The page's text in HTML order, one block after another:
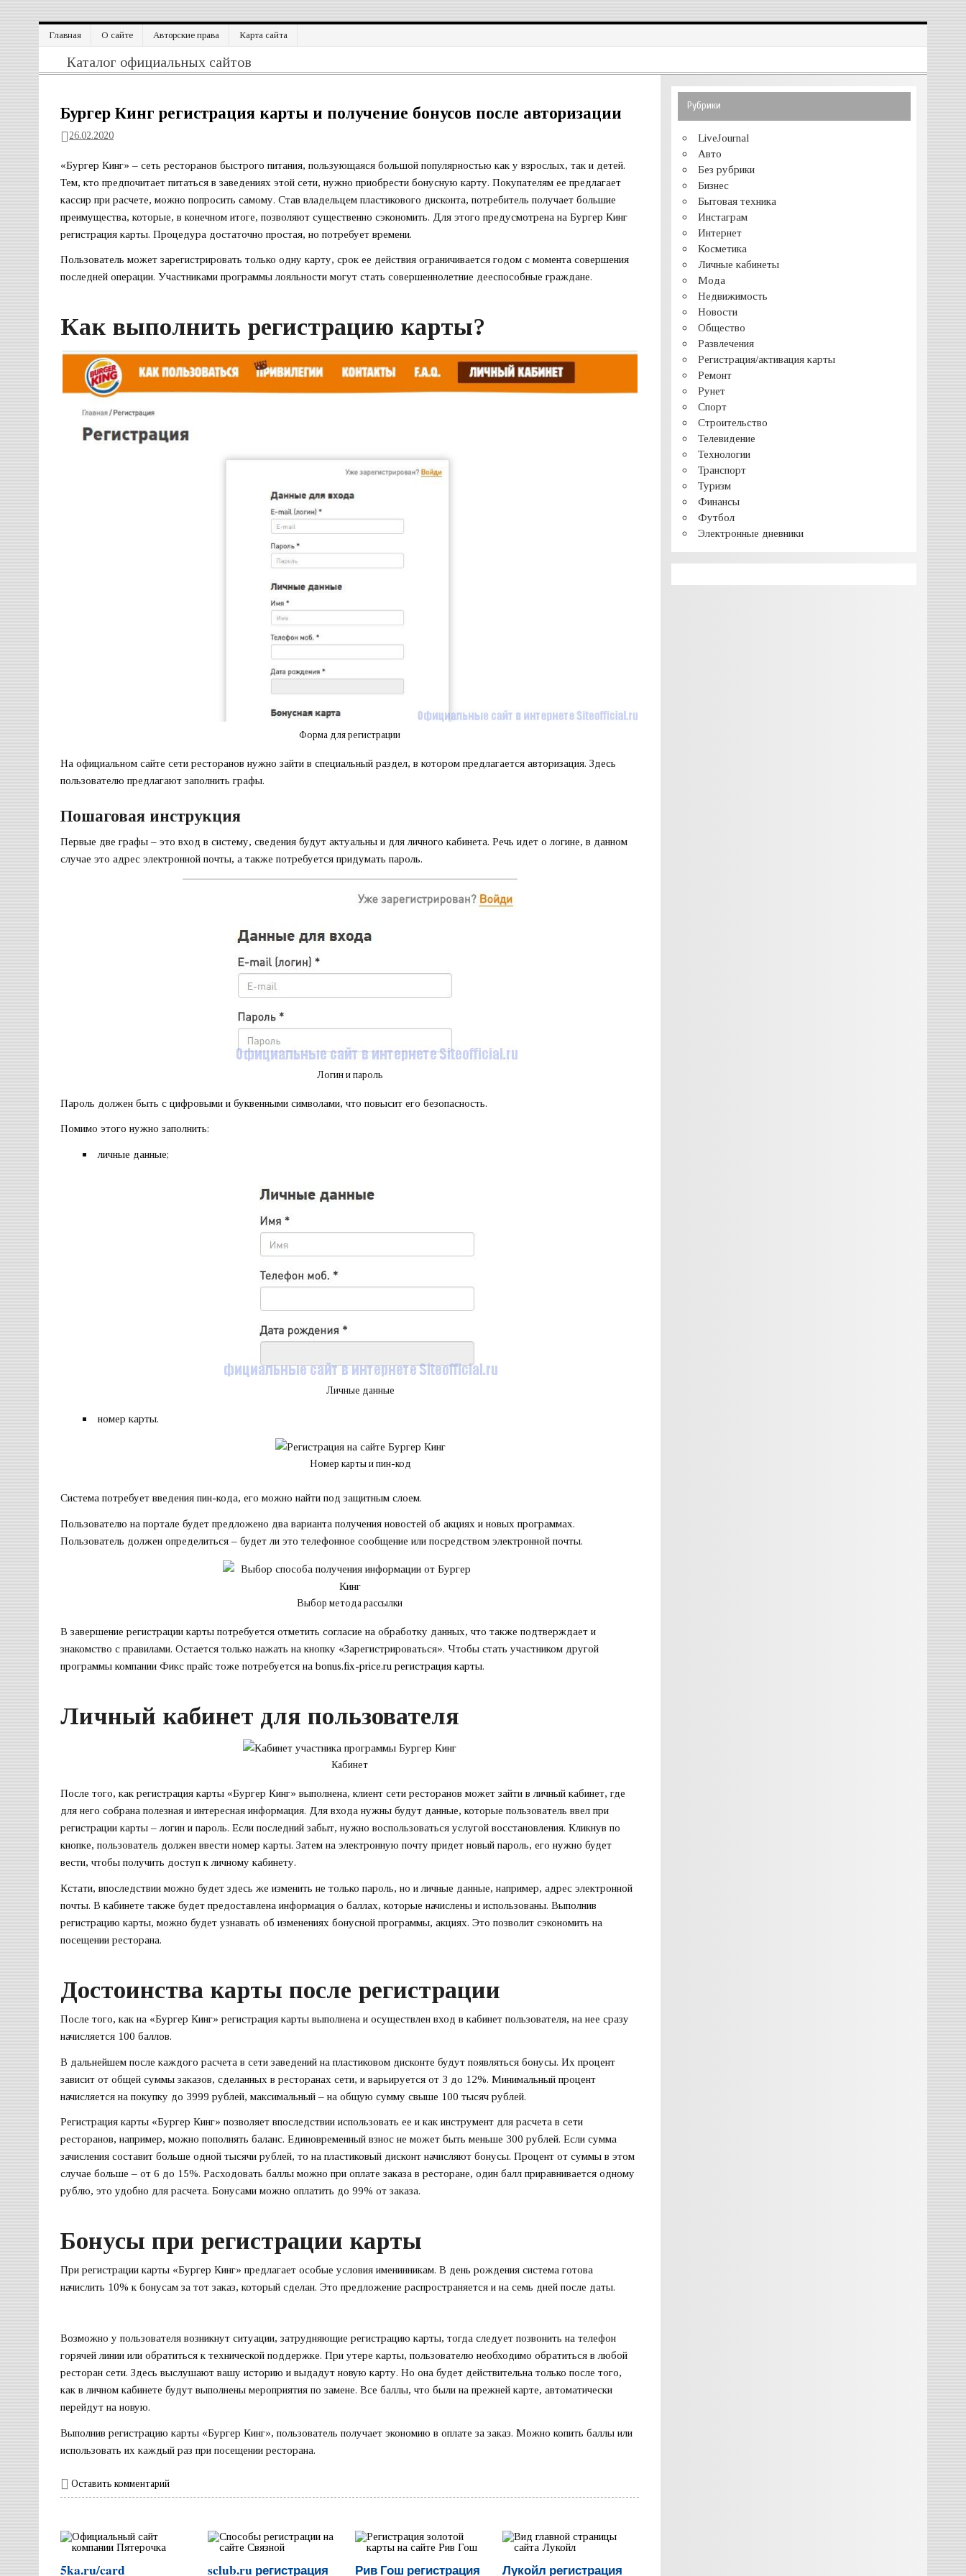
содержимому
Главная О сайте Авторские права Карта сайта
Официальный сайт
Каталог официальных сайтов
Бургер Кинг регистрация карты и получение бонусов после авторизации
26.02.2020
«Бургер Кинг» – сеть ресторанов быстрого питания, пользующаяся большой популярностью как у взрослых, так и детей.
Тем, кто предпочитает питаться в заведениях этой сети, нужно приобрести бонусную карту. Покупателям ее предлагает
кассир при расчете, можно попросить самому. Став владельцем пластикового дисконта, потребитель получает большие
преимущества, которые, в конечном итоге, позволяют существенно сэкономить. Для этого предусмотрена на Бургер Кинг
регистрация карты. Процедура достаточно простая, но потребует времени.
Пользователь может зарегистрировать только одну карту, срок ее действия ограничивается годом с момента совершения
последней операции. Участниками программы лояльности могут стать совершеннолетние дееспособные граждане.
Как выполнить регистрацию карты?
Форма для регистрации
На официальном сайте сети ресторанов нужно зайти в специальный раздел, в котором предлагается авторизация. Здесь
пользователю предлагают заполнить графы.
Пошаговая инструкция
Первые две графы – это вход в систему, сведения будут актуальны и для личного кабинета. Речь идет о логине, в данном
случае это адрес электронной почты, а также потребуется придумать пароль.
Логин и пароль
Пароль должен быть с цифровыми и буквенными символами, что повысит его безопасность.
Помимо этого нужно заполнить:
личные данные;
Личные данные
номер карты.
Номер карты и пин-код
Система потребует введения пин-кода, его можно найти под защитным слоем.
Пользователю на портале будет предложено два варианта получения новостей об акциях и новых программах.
Пользователь должен определиться – будет ли это телефонное сообщение или посредством электронной почты.
Выбор метода рассылки
В завершение регистрации карты потребуется отметить согласие на обработку данных, что также подтверждает и
знакомство с правилами. Остается только нажать на кнопку «Зарегистрироваться». Чтобы стать участником другой
программы компании Фикс прайс тоже потребуется наbonus.fix-price.ru регистрация карты.
Личный кабинет для пользователя
Кабинет
После того, как регистрация карты «Бургер Кинг» выполнена, клиент сети ресторанов может зайти в личный кабинет, где
для него собрана полезная и интересная информация. Для входа нужны будут данные, которые пользователь ввел при
регистрации карты – логин и пароль. Если последний забыт, нужно воспользоваться услугой восстановления. Кликнув по
кнопке, пользователь должен ввести номер карты. Затем на электронную почту придет новый пароль, его нужно будет
вести, чтобы получить доступ к личному кабинету.
Кстати, впоследствии можно будет здесь же изменить не только пароль, но и личные данные, например, адрес электронной
почты. В кабинете также будет предоставлена информация о баллах, которые начислены и использованы. Выполнив
регистрацию карты, можно будет узнавать об изменениях бонусной программы, акциях. Это позволит сэкономить на
посещении ресторана.
Достоинства карты после регистрации
После того, как на «Бургер Кинг» регистрация карты выполнена и осуществлен вход в кабинет пользователя, на нее сразу
начисляется 100 баллов.
В дальнейшем после каждого расчета в сети заведений на пластиковом дисконте будут появляться бонусы. Их процент
зависит от общей суммы заказов, сделанных в ресторанах сети, и варьируется от 3 до 12%. Минимальный процент
начисляется на покупку до 3999 рублей, максимальный – на общую сумму свыше 100 тысяч рублей.
Регистрация карты «Бургер Кинг» позволяет впоследствии использовать ее и как инструмент для расчета в сети
ресторанов, например, можно пополнять баланс. Единовременный взнос не может быть меньше 300 рублей. Если сумма
зачисления составит больше одной тысячи рублей, то на пластиковый дисконт начисляют бонусы. Процент от суммы в этом
случае больше – от 6 до 15%. Расходовать баллы можно при оплате заказа в ресторане, один балл приравнивается одному
рублю, это удобно для расчета. Бонусами можно оплатить до 99% от заказа.
Бонусы при регистрации карты
При регистрации карты «Бургер Кинг» предлагает особые условия именинникам. В день рождения система готова
начислить 10% к бонусам за тот заказ, который сделан. Это предложение распространяется и на семь дней после даты.
Возможно у пользователя возникнут ситуации, затрудняющие регистрацию карты, тогда следует позвонить на телефон
горячей линии или обратиться к технической поддержке. При утере карты, пользователю необходимо обратиться в любой
ресторан сети. Здесь выслушают вашу историю и выдадут новую карту. Но она будет действительна только после того,
как в личном кабинете будут выполнены мероприятия по замене. Все баллы, что были на прежней карте, автоматически
перейдут на новую.
Выполнив регистрацию карты «Бургер Кинг», пользователь получает экономию в оплате за заказ. Можно копить баллы или
использовать их каждый раз при посещении ресторана.
Оставить комментарий
5ka.ru/card sclub.ru регистрация Рив Гош регистрация Лукойл регистрация
Рубрики
LiveJournal
Авто
Без рубрики
Бизнес
Бытовая техника
Инстаграм
Интернет
Косметика
Личные кабинеты
Мода
Недвижимость
Новости
Общество
Развлечения
Регистрация/активация карты
Ремонт
Рунет
Спорт
Строительство
Телевидение
Технологии
Транспорт
Туризм
Финансы
Футбол
Электронные дневники